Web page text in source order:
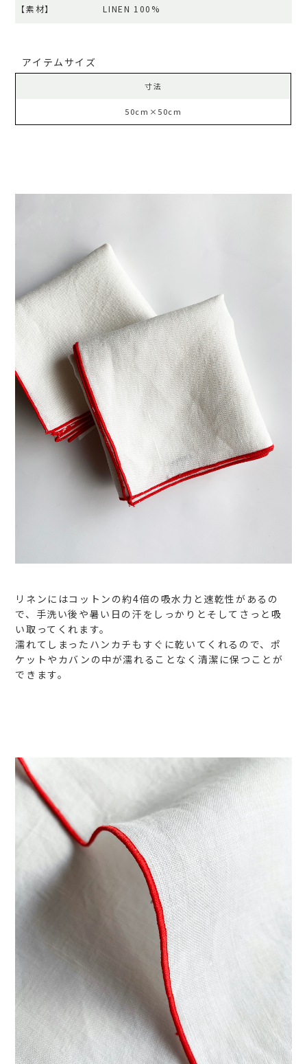
【素材】
LINEN 100%
アイテムサイズ
寸法
50cm×50cm
リネンにはコットンの約4倍の吸水力と速乾性があるの
で、手洗い後や暑い日の汗をしっかりとそしてさっと吸
い取ってくれます。
濡れてしまったハンカチもすぐに乾いてくれるので、ポ
ケットやカバンの中が濡れることなく清潔に保つことが
できます。